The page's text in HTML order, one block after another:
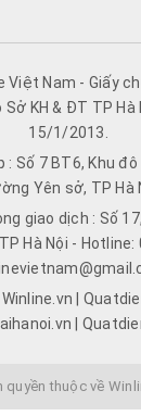
Việt Nam - Giấy
KH & ĐT TP
15/1/2013.
Số 7 BT6, Khu
Yên sở, TP Hà
giao dịch : Số
Hà Nội - Hotline:
|
|
quyền thuộc về